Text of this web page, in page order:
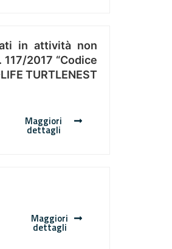
in attività non
2017 “Codice
TURTLENEST
Maggiori
dettagli
Maggiori
dettagli